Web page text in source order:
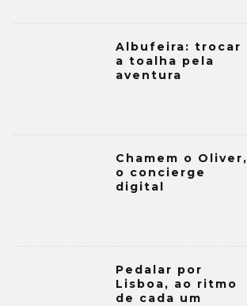
Albufeira: trocar
a toalha pela
aventura
Chamem o Oliver,
o concierge
digital
Pedalar por
Lisboa, ao ritmo
de cada um